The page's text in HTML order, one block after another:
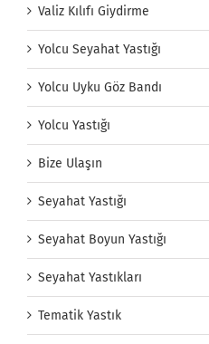
Valiz Kılıfı Giydirme
Yolcu Seyahat Yastığı
Yolcu Uyku Göz Bandı
Yolcu Yastığı
Bize Ulaşın
Seyahat Yastığı
Seyahat Boyun Yastığı
Seyahat Yastıkları
Tematik Yastık